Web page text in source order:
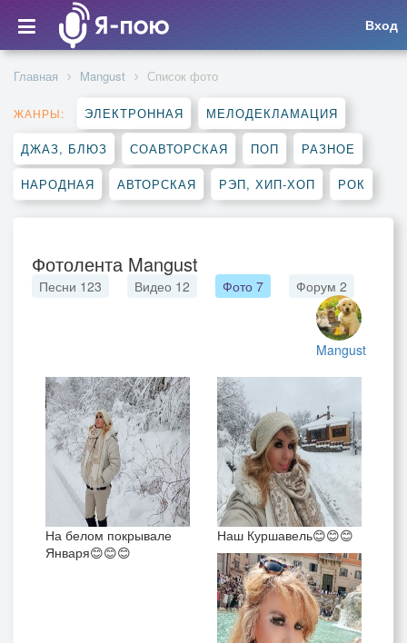
Вход
Главная Mangust Список фото
ЖАНРЫ: ЭЛЕКТРОННАЯ МЕЛОДЕКЛАМАЦИЯ
ДЖАЗ, БЛЮЗ СОАВТОРСКАЯ ПОП РАЗНОЕ
НАРОДНАЯ АВТОРСКАЯ РЭП, ХИП-ХОП РОК
Фотолента Mangust
Mangust
Песни 123 Видео 12 Фото 7 Форум 2
На белом покрывале
Января😊😊😊
Наш Куршавель😊😊😊